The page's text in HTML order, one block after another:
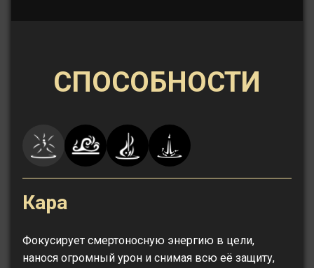
СПОСОБНОСТИ
Кара
Фокусирует смертоносную энергию в цели,
нанося огромный урон и снимая всю её защиту,